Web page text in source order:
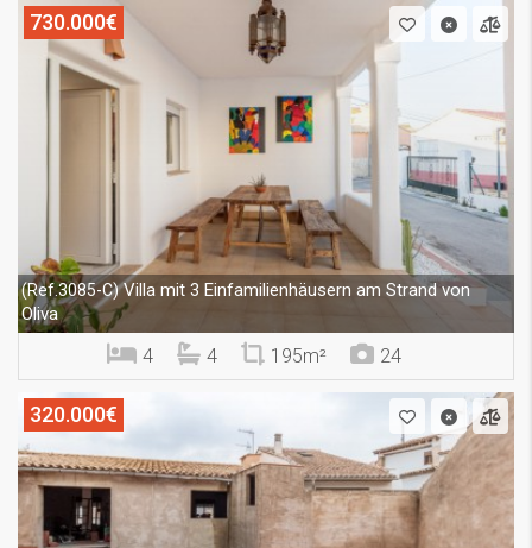
730.000€
(Ref.3085-C)Villa mit 3 Einfamilienhäusern am Strand von
Oliva
4 4 195m² 24
320.000€